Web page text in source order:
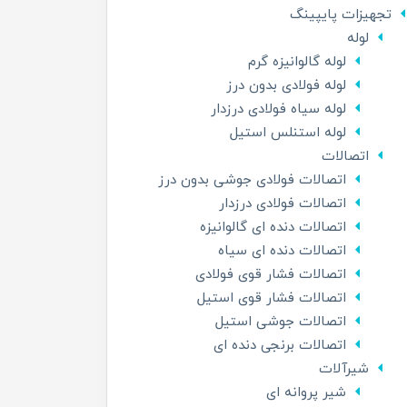
تجهیزات پایپینگ
لوله
لوله گالوانیزه گرم
لوله فولادی بدون درز
لوله سیاه فولادی درزدار
لوله استنلس استیل
اتصالات
اتصالات فولادی جوشی بدون درز
اتصالات فولادی درزدار
اتصالات دنده ای گالوانیزه
اتصالات دنده ای سیاه
اتصالات فشار قوی فولادی
اتصالات فشار قوی استیل
اتصالات جوشی استیل
اتصالات برنجی دنده ای
شیرآلات
شیر پروانه ای